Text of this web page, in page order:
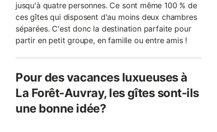
jusqu'à quatre personnes. Ce sont même 100 % de
ces gîtes qui disposent d'au moins deux chambres
séparées. C'est donc la destination parfaite pour
partir en petit groupe, en famille ou entre amis !
Pour des vacances luxueuses à
La Forêt-Auvray, les gîtes sont-ils
une bonne idée?